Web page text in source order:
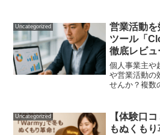
た…」「複数
ポート作成
Uncategorized
営業活動を
ツール「
徹底レビュ
個人事業主や
や営業活動の
せんか？複数
は、そんな
ル「Close（
Uncategorized
【体験口
もぬくも